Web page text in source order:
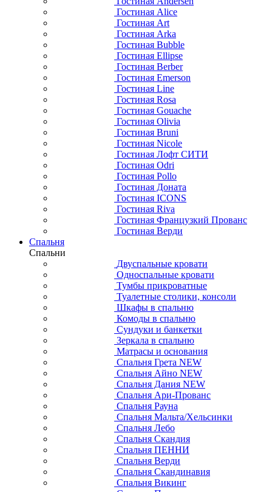
Гостиная Alice
Гостиная Art
Гостиная Arka
Гостиная Bubble
Гостиная Ellipse
Гостиная Berber
Гостиная Emerson
Гостиная Line
Гостиная Rosa
Гостиная Gouache
Гостиная Olivia
Гостиная Bruni
Гостиная Nicole
Гостиная Лофт СИТИ
Гостиная Odri
Гостиная Pollo
Гостиная Доната
Гостиная ICONS
Гостиная Riva
Гостиная Французкий Прованс
Гостиная Верди
Спальня
Спальни
Двуспальные кровати
Односпальные кровати
Тумбы прикроватные
Туалетные столики, консоли
Шкафы в спальню
Комоды в спальню
Сундуки и банкетки
Зеркала в спальню
Матрасы и основания
Спальня Грета NEW
Спальня Айно NEW
Спальня Дания NEW
Спальня Ари-Прованс
Спальня Рауна
Спальня Мальта/Хельсинки
Спальня Лебо
Спальня Скандия
Спальня ПЕННИ
Спальня Верди
Спальня Скандинавия
Спальня Викинг